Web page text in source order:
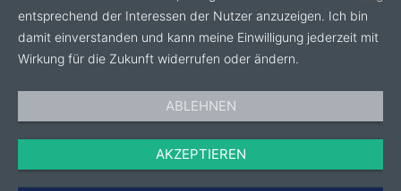
entsprechend der Interessen der Nutzer anzuzeigen. Ich bin
damit einverstanden und kann meine Einwilligung jederzeit mit
Wirkung für die Zukunft widerrufen oder ändern.
ABLEHNEN
AKZEPTIEREN